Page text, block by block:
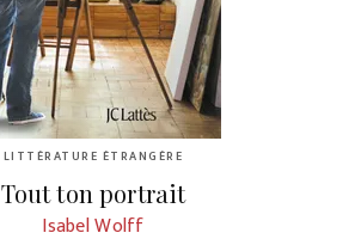
LITTÉRATURE ÉTRANGÈRE
Tout ton portrait
Isabel Wolff